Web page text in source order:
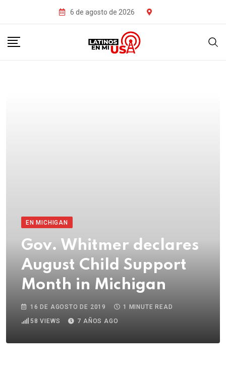
6 de agosto de 2026
EN MICHIGAN
Gov. Whitmer declares
August Child Support
Month in Michigan
16 DE AGOSTO DE 2019
1 MINUTE READ
58 VIEWS 7 AÑOS AGO